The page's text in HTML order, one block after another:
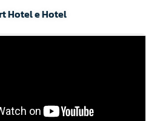
Hotel e Hotel